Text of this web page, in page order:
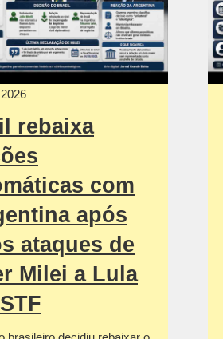
rebaixa
com
após
ataques de
Milei a Lula